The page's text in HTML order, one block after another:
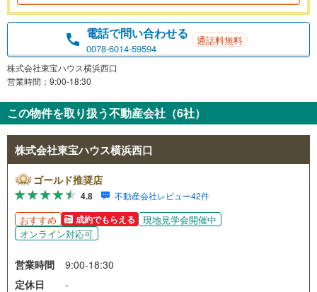
電話で問い合わせる
0078-6014-59594
通話料無料
株式会社東宝ハウス横浜西口
営業時間：9:00-18:30
この物件を取り扱う不動産会社（6社）
株式会社東宝ハウス横浜西口
ゴールド推奨店
4.8 不動産会社レビュー42件
おすすめ 成約でもらえる
現地見学会開催中
オンライン対応可
営業時間
9:00-18:30
定休日
-